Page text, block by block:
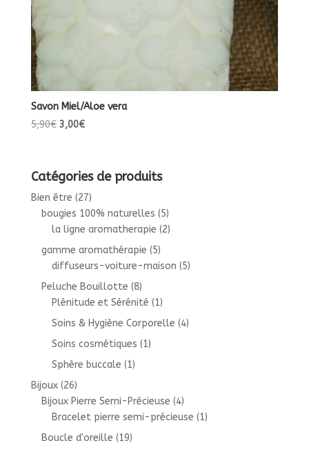
Savon Miel/Aloe vera
5,90€ Le
était :
5,90€.
3,00€Le
est :
Catégories de produits
Bien être (27)
bougies 100% naturelles (5)
la ligne aromatherapie (2)
gamme aromathérapie (5)
diffuseurs-voiture-maison (5)
Peluche Bouillotte (8)
Plénitude et Sérénité (1)
Soins & Hygiène Corporelle (4)
Soins cosmétiques (1)
Sphère buccale (1)
Bijoux (26)
Bijoux Pierre Semi-Précieuse (4)
Bracelet pierre semi-précieuse (1)
Boucle d'oreille (19)